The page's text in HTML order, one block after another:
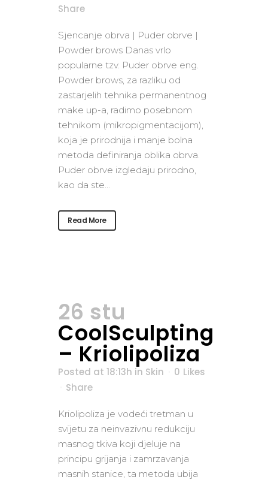
Share
Sjencanje obrva | Puder obrve |
Powder brows Danas vrlo
popularne tzv. Puder obrve eng.
Powder brows, za razliku od
zastarjelih tehnika permanentnog
make up-a, radimo posebnom
tehnikom (mikropigmentacijom),
koja je prirodnija i manje bolna
metoda definiranja oblika obrva.
Puder obrve izgledaju prirodno,
kao da ste...
Read More
26 stu
CoolSculpting
– Kriolipoliza
Posted at 18:13h in Skin 0 Likes
Share
Kriolipoliza je vodeći tretman u
svijetu za neinvazivnu redukciju
masnog tkiva koji djeluje na
principu grijanja i zamrzavanja
masnih stanice, ta metoda ubija